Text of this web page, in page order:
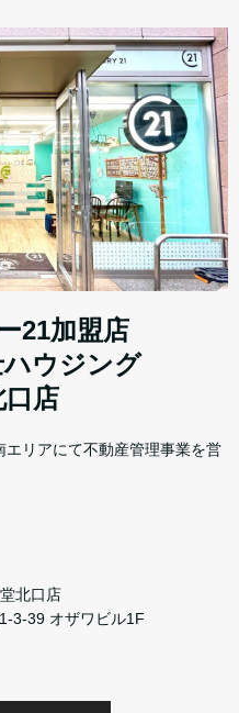
21加盟店
ウジング
口店
リアにて不動産管理事業を営
北口店
3-39 オザワビル1F